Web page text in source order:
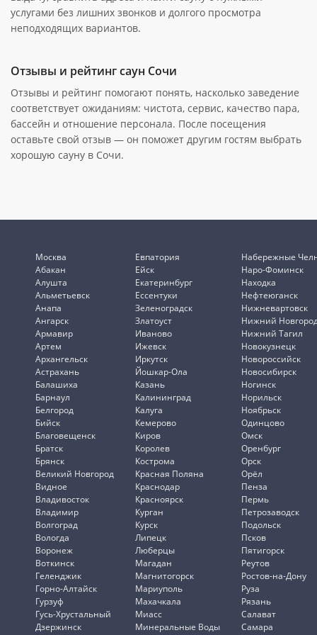
услугами без лишних звонков и долгого просмотра
неподходящих вариантов.
Отзывы и рейтинг саун Сочи
Отзывы и рейтинг помогают понять, насколько заведение
соответствует ожиданиям: чистота, сервис, качество пара,
бассейн и отношение персонала. После посещения
оставьте свой отзыв — он поможет другим гостям выбрать
хорошую сауну в Сочи.
Москва
Абакан
Алушта
Альметьевск
Анапа
Ангарск
Армавир
Артем
Архангельск
Астрахань
Балашиха
Барнаул
Белгород
Бийск
Благовещенск
Братск
Брянск
Великий Новгород
Видное
Владивосток
Владимир
Волгоград
Вологда
Воронеж
Воткинск
Геленджик
Горно-Алтайск
Гурзуф
Гусь-Хрустальный
Дзержинск
Евпатория
Ейск
Екатеринбург
Ессентуки
Зеленоградск
Златоуст
Иваново
Ижевск
Иркутск
Йошкар-Ола
Казань
Калининград
Калуга
Кемерово
Киров
Королев
Кострома
Красная Поляна
Краснодар
Красноярск
Курган
Курск
Липецк
Люберцы
Магадан
Магнитогорск
Мариуполь
Махачкала
Миасс
Минеральные Воды
Набережные
Наро-Фоминск
Находка
Нефтеюганск
Нижневартовск
Нижний
Нижний Тагил
Новокузнецк
Новороссийск
Новосибирск
Ногинск
Норильск
Ноябрьск
Одинцово
Омск
Оренбург
Орск
Орёл
Пенза
Пермь
Петрозаводск
Подольск
Псков
Пятигорск
Реутов
Ростов-на-Дону
Руза
Рязань
Салават
Самара